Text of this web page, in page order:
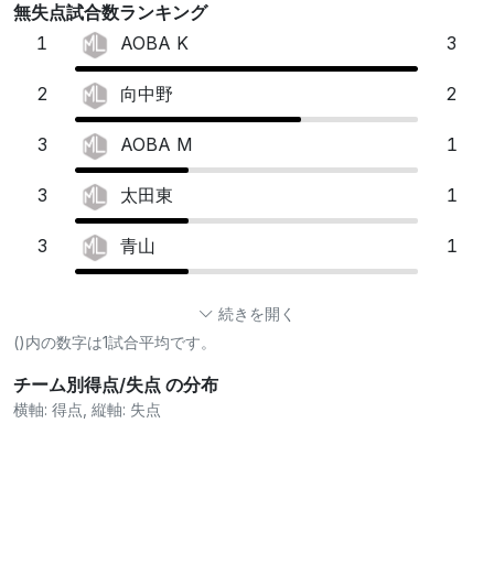
無失点試合数ランキング
1
AOBA K 3
2 向中野 2
3 AOBA M 1
3 太田東 1
3 青山 1
続きを開く
()内の数字は1試合平均です。
チーム別得点/失点 の分布
横軸: 得点, 縦軸: 失点